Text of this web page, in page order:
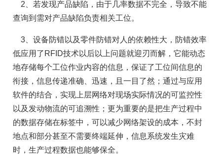
2、若发现产品缺陷，由于几率数据不完全，导致不能
查询到需对产品缺陷负责相关工位。
3、设备防错以及零件防错对人的依赖性大，防错效率
低应用了RFID技术以后以上问题就迎刃而解，它能动态
地存储每个工位作业内容的信息，保证了工位间信息的
衔接，信息传递准确、迅速，且一目了然；通过与应用
软件的结合，实现上层网络对现场实际情况的可监控性
以及发动物流的可追溯性；更为重要的是把生产过程中
的数据存储在标签中，可以减少网络架设的成本，不封
地点和部分甚至不需要终端延伸，信息系统发生灾难
时，生产过程数据也能够保全。